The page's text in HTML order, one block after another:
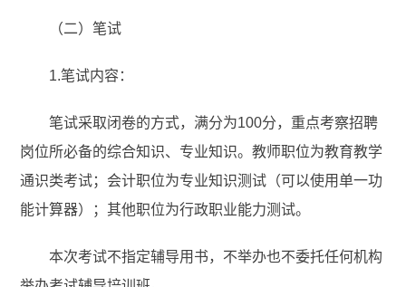
（二）笔试
1.笔试内容：
笔试采取闭卷的方式，满分为100分，重点考察招聘
岗位所必备的综合知识、专业知识。教师职位为教育教学
通识类考试；会计职位为专业知识测试（可以使用单一功
能计算器）；其他职位为行政职业能力测试。
本次考试不指定辅导用书，不举办也不委托任何机构